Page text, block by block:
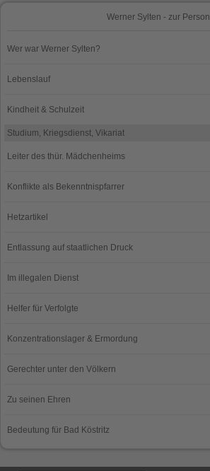
Werner Sylten - zur Person
Wer war Werner Sylten?
Lebenslauf
Kindheit & Schulzeit
Studium, Kriegsdienst, Vikariat
Leiter des thür. Mädchenheims
Konflikte als Bekenntnispfarrer
Hetzartikel
Entlassung auf staatlichen Druck
Im illegalen Dienst
Helfer für Verfolgte
Konzentrationslager & Ermordung
Gerechter unter den Völkern
Zu seinen Ehren
Bedeutung für Bad Köstritz